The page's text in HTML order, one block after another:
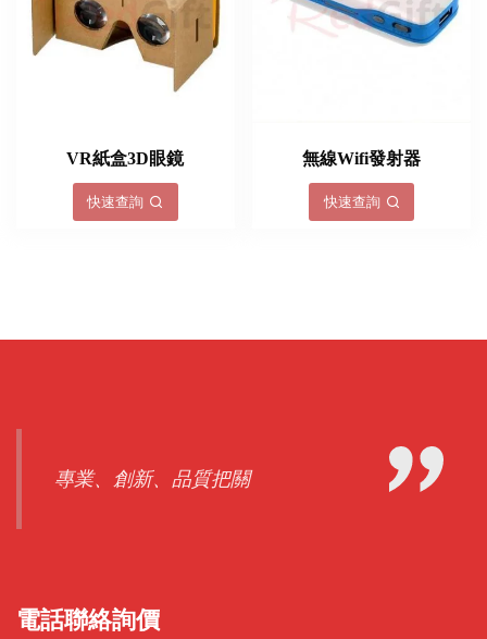
VR紙盒3D眼鏡
快速查詢
無線Wifi發射器
快速查詢
專業、創新、品質把關
電話聯絡詢價